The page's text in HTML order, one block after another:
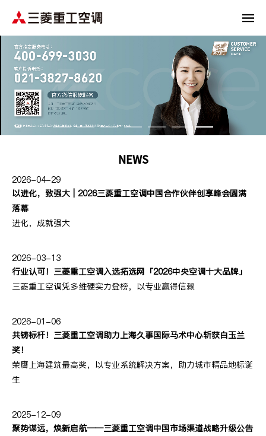
NEWS
2026-04-29
以进化，致强大 | 2026三菱重工空调中国合作伙伴创享峰会圆满
落幕
进化，成就强大
2026-03-13
行业认可！三菱重工空调入选拓选网「2026中央空调十大品牌」
三菱重工空调凭多维硬实力登榜，以专业赢得信赖
2026-01-06
共铸标杆！三菱重工空调助力上海久事国际马术中心斩获白玉兰
奖！
荣膺上海建筑最高奖，以专业系统解决方案，助力城市精品地标诞
生
2025-12-09
聚势谋远，焕新启航——三菱重工空调中国市场渠道战略升级公告